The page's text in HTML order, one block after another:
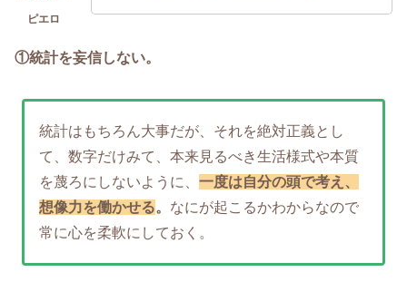
①統計を妄信しない。
統計はもちろん大事だが、それを絶対正義とし
て、数字だけみて、本来見るべき生活様式や本質
を蔑ろにしないように、一度は自分の頭で考え、
想像力を働かせる。 なにが起こるかわからなので
常に心を柔軟にしておく。